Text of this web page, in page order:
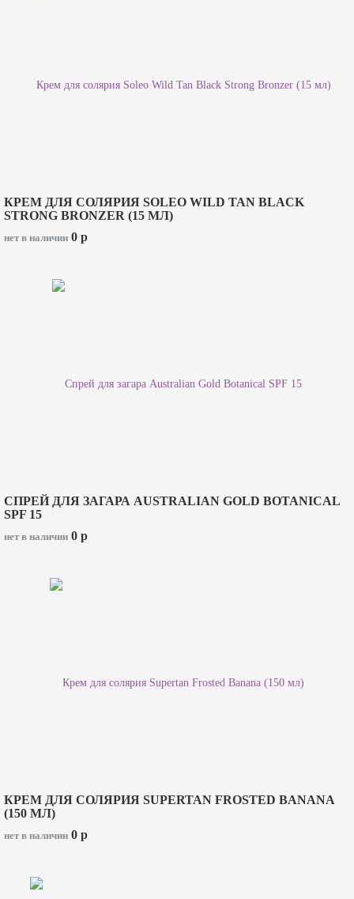
КРЕМ ДЛЯ СОЛЯРИЯ SOLEO WILD TAN BLACK
STRONG BRONZER (15 МЛ)
нет в наличии 0 p
СПРЕЙ ДЛЯ ЗАГАРА AUSTRALIAN GOLD BOTANICAL
SPF 15
нет в наличии 0 p
КРЕМ ДЛЯ СОЛЯРИЯ SUPERTAN FROSTED BANANA
(150 МЛ)
нет в наличии 0 p